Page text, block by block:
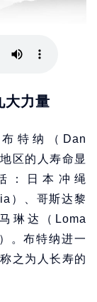
大力量
特纳（Dan
区的人寿命显
：日本冲绳
）、哥斯达黎
琳达（Loma
。布特纳进一
之为人长寿的